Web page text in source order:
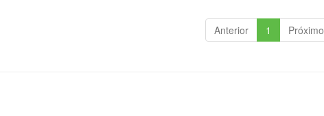
Anterior 1 Próximo